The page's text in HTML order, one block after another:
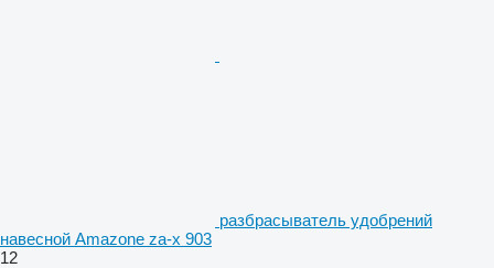
разбрасыватель удобрений
навесной Amazone za-x 903
12